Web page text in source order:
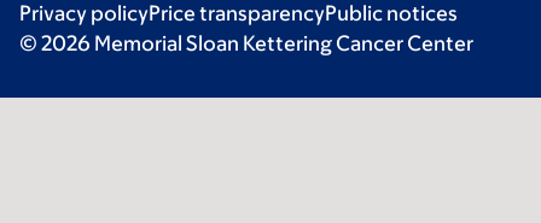
Privacy policyPrice transparencyPublic notices
© 2026 Memorial Sloan Kettering Cancer Center